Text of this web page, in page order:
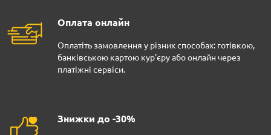
Оплата онлайн
Оплатіть замовлення у різних способах: готівкою,
банківською картою кур'єру або онлайн через
платіжні сервіси.
Знижки до -30%